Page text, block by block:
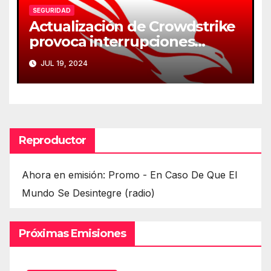
SEGURIDAD
Actualización de Crowdstrike
provoca interrupciones
masivas en servicios críticos
JUL 19, 2024
Reproductor
Ahora en emisión: Promo - En Caso De Que El
Mundo Se Desintegre (radio)
Próximas Emisiones